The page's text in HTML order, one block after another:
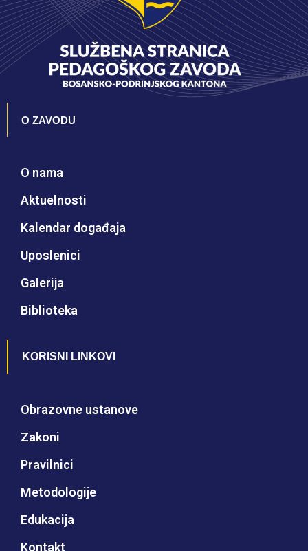
O ZAVODU
O nama
Aktuelnosti
Kalendar događaja
Uposlenici
Galerija
Biblioteka
KORISNI LINKOVI
Obrazovne ustanove
Zakoni
Pravilnici
Metodologije
Edukacija
Kontakt